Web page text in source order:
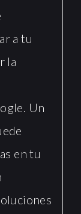
a tu
la
Un
en tu